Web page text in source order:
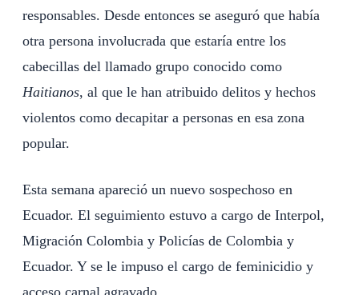
responsables. Desde entonces se aseguró que había
otra persona involucrada que estaría entre los
cabecillas del llamado grupo conocido como
Haitianos, al que le han atribuido delitos y hechos
violentos como decapitar a personas en esa zona
popular.
Esta semana apareció un nuevo sospechoso en
Ecuador. El seguimiento estuvo a cargo de Interpol,
Migración Colombia y Policías de Colombia y
Ecuador. Y se le impuso el cargo de feminicidio y
acceso carnal agravado.